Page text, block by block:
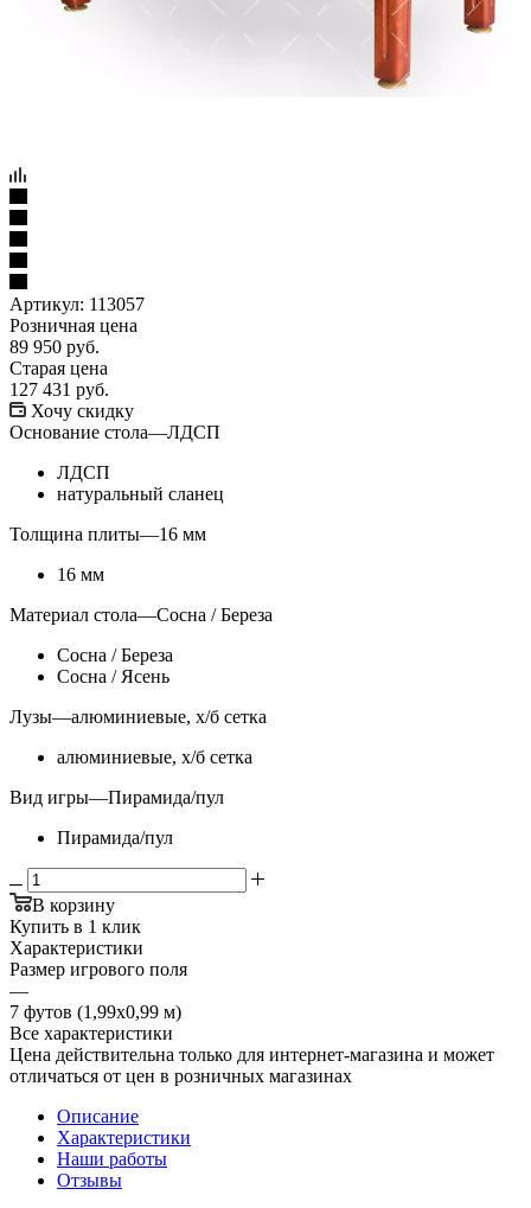
Артикул: 113057
Розничная цена
89 950 руб.
Старая цена
127 431 руб.
Хочу скидку
Основание стола—ЛДСП
ЛДСП
натуральный сланец
Толщина плиты—16 мм
16 мм
Материал стола—Сосна / Береза
Сосна / Береза
Сосна / Ясень
Лузы—алюминиевые, х/б сетка
алюминиевые, х/б сетка
Вид игры—Пирамида/пул
Пирамида/пул
В корзину
Купить в 1 клик
Характеристики
Размер игрового поля
—
7 футов (1,99х0,99 м)
Все характеристики
Цена действительна только для интернет-магазина и может
отличаться от цен в розничных магазинах
Описание
Характеристики
Наши работы
Отзывы